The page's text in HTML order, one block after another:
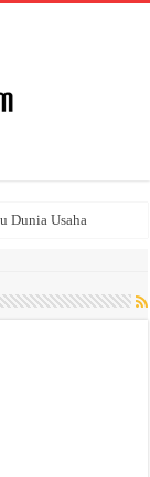
Dunia Usaha